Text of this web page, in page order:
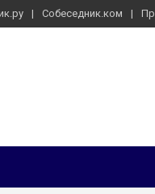
Собеседник.ком